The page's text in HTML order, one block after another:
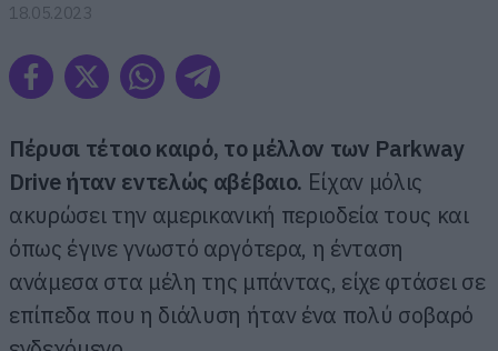
18.05.2023
Πέρυσι τέτοιο καιρό, το μέλλον των Parkway
Drive ήταν εντελώς αβέβαιο. Είχαν μόλις
ακυρώσει την αμερικανική περιοδεία τους και
όπως έγινε γνωστό αργότερα, η ένταση
ανάμεσα στα μέλη της μπάντας, είχε φτάσει σε
επίπεδα που η διάλυση ήταν ένα πολύ σοβαρό